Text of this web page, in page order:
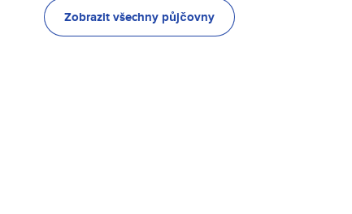
Zobrazit všechny půjčovny